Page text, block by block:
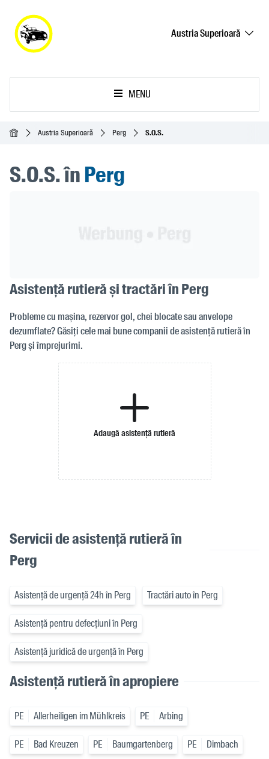
Austria Superioară
MENU
Acasă Austria Superioară Perg S.O.S.
S.O.S. înPerg
Asistență rutieră și tractări în Perg
Probleme cu mașina, rezervor gol, chei blocate sau anvelope
dezumflate? Găsiți cele mai bune companii de asistență rutieră în
Perg și împrejurimi.
Adaugă asistență rutieră
Servicii de asistență rutieră în
Perg
Asistență de urgență 24h în Perg Tractări auto în Perg
Asistență pentru defecțiuni în Perg
Asistență juridică de urgență în Perg
Asistență rutieră în apropiere
PE Allerheiligen im Mühlkreis PE Arbing
PE Bad Kreuzen PE Baumgartenberg PE Dimbach